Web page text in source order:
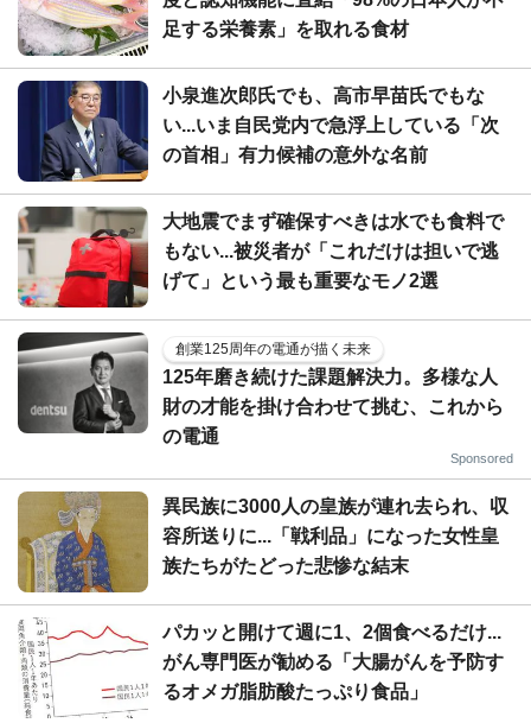
足する栄養素」を取れる食材
小泉進次郎氏でも、高市早苗氏でもな
い...いま自民党内で急浮上している「次
の首相」有力候補の意外な名前
大地震でまず確保すべきは水でも食料で
もない...被災者が「これだけは担いで逃
げて」という最も重要なモノ2選
創業125周年の電通が描く未来
125年磨き続けた課題解決力。多様な人
財の才能を掛け合わせて挑む、これから
の電通
Sponsored
異民族に3000人の皇族が連れ去られ、収
容所送りに...「戦利品」になった女性皇
族たちがたどった悲惨な結末
パカッと開けて週に1、2個食べるだけ...
がん専門医が勧める「大腸がんを予防す
るオメガ脂肪酸たっぷり食品」